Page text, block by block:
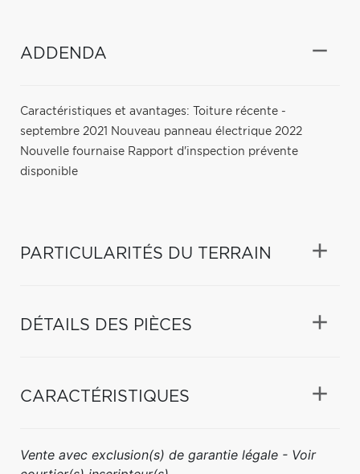
ADDENDA
Caractéristiques et avantages: Toiture récente -
septembre 2021 Nouveau panneau électrique 2022
Nouvelle fournaise Rapport d'inspection prévente
disponible
PARTICULARITÉS DU TERRAIN
DÉTAILS DES PIÈCES
CARACTÉRISTIQUES
Vente avec exclusion(s) de garantie légale - Voir